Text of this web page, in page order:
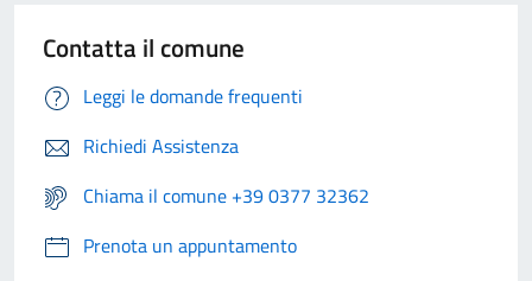
Contatta il comune
Leggi le domande frequenti
Richiedi Assistenza
Chiama il comune +39 0377 32362
Prenota un appuntamento